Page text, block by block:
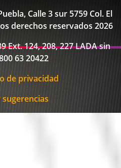
Calle 3 sur 5759 Col. El
derechos reservados 2026
Ext. 124, 208, 227 LADA sin
63 20422
de privacidad
sugerencias